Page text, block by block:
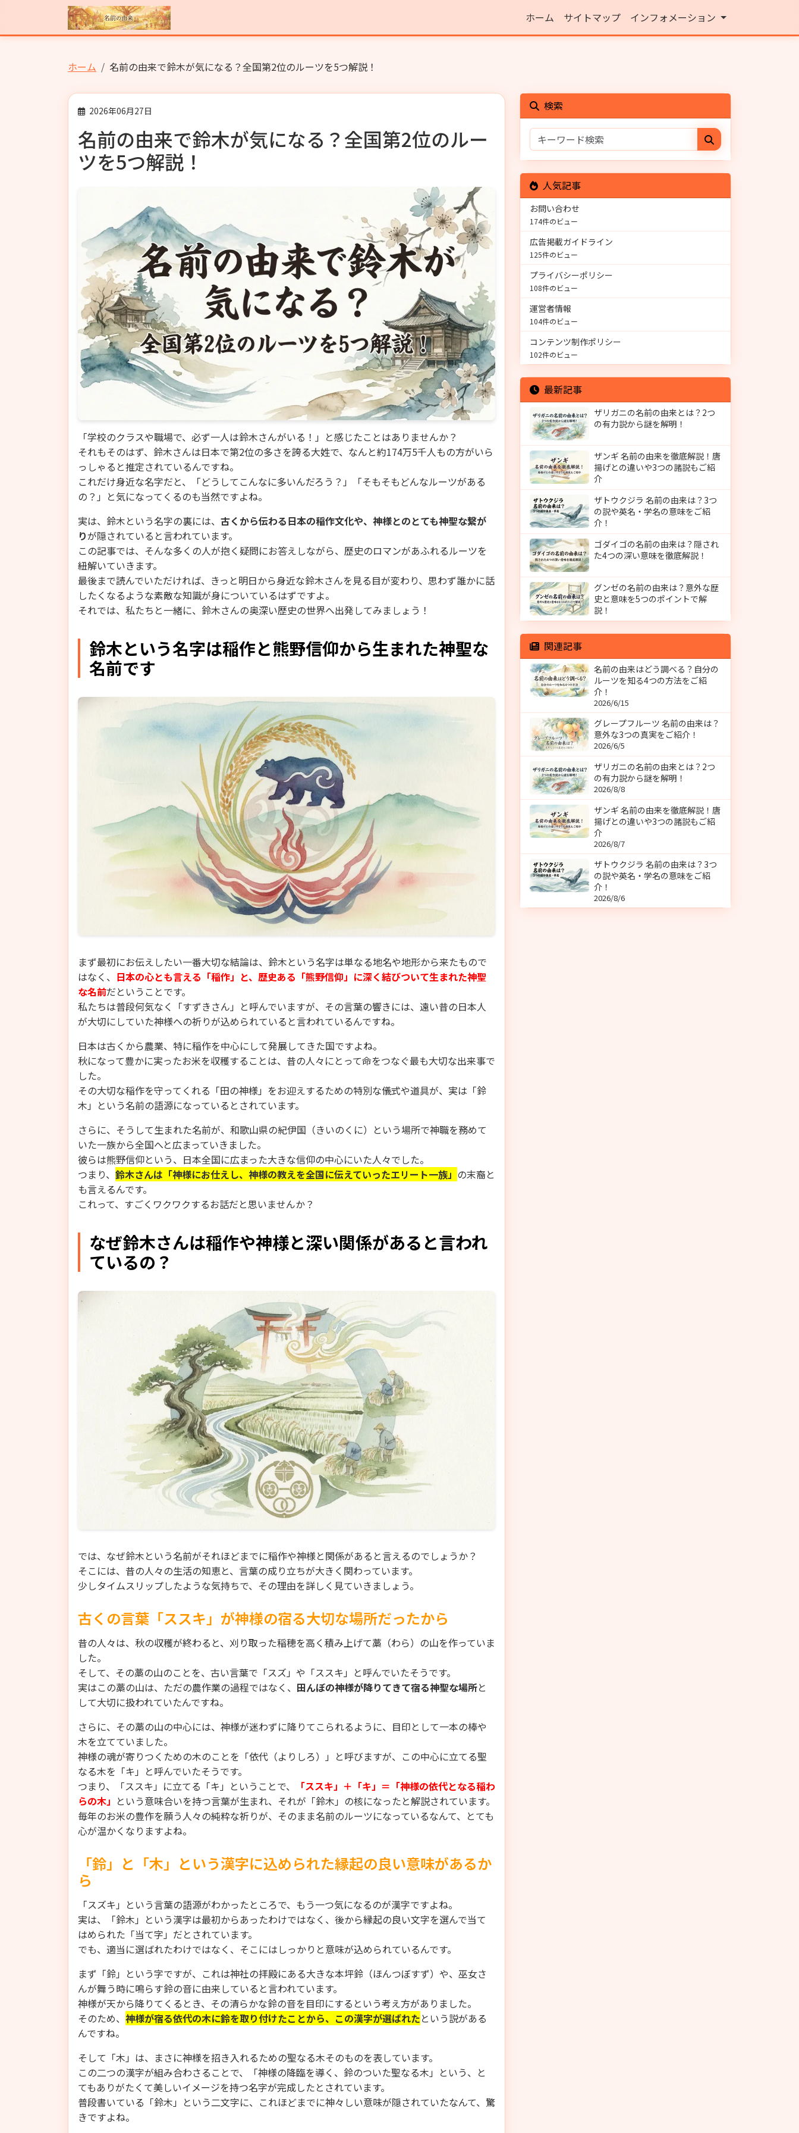
ホーム サイトマップ インフォメーション
ホーム 名前の由来で鈴木が気になる？全国第2位のルーツを5つ解説！
2026年06月27日
名前の由来で鈴木が気になる？全国第2位のルー
ツを5つ解説！
「学校のクラスや職場で、必ず一人は鈴木さんがいる！」と感じたことはありませんか？
それもそのはず、鈴木さんは日本で第2位の多さを誇る大姓で、なんと約174万5千人もの方がいら
っしゃると推定されているんですね。
これだけ身近な名字だと、「どうしてこんなに多いんだろう？」「そもそもどんなルーツがある
の？」と気になってくるのも当然ですよね。
実は、鈴木という名字の裏には、 古くから伝わる日本の稲作文化や、神様とのとても神聖な繋が
りが隠されていると言われています。
この記事では、そんな多くの人が抱く疑問にお答えしながら、歴史のロマンがあふれるルーツを
紐解いていきます。
最後まで読んでいただければ、きっと明日から身近な鈴木さんを見る目が変わり、思わず誰かに話
したくなるような素敵な知識が身についているはずですよ。
それでは、私たちと一緒に、鈴木さんの奥深い歴史の世界へ出発してみましょう！
鈴木という名字は稲作と熊野信仰から生まれた神聖な
名前です
まず最初にお伝えしたい一番大切な結論は、鈴木という名字は単なる地名や地形から来たもので
はなく、 日本の心とも言える「稲作」と、歴史ある「熊野信仰」に深く結びついて生まれた神聖
な名前だということです。
私たちは普段何気なく「すずきさん」と呼んでいますが、その言葉の響きには、遠い昔の日本人
が大切にしていた神様への祈りが込められていると言われているんですね。
日本は古くから農業、特に稲作を中心にして発展してきた国ですよね。
秋になって豊かに実ったお米を収穫することは、昔の人々にとって命をつなぐ最も大切な出来事で
した。
その大切な稲作を守ってくれる「田の神様」をお迎えするための特別な儀式や道具が、実は「鈴
木」という名前の語源になっているとされています。
さらに、そうして生まれた名前が、和歌山県の紀伊国（きいのくに）という場所で神職を務めて
いた一族から全国へと広まっていきました。
彼らは熊野信仰という、日本全国に広まった大きな信仰の中心にいた人々でした。
つまり、 鈴木さんは「神様にお仕えし、神様の教えを全国に伝えていったエリート一族」 の末裔と
も言えるんです。
これって、すごくワクワクするお話だと思いませんか？
なぜ鈴木さんは稲作や神様と深い関係があると言われ
ているの？
では、なぜ鈴木という名前がそれほどまでに稲作や神様と関係があると言えるのでしょうか？
そこには、昔の人々の生活の知恵と、言葉の成り立ちが大きく関わっています。
少しタイムスリップしたような気持ちで、その理由を詳しく見ていきましょう。
古くの言葉「ススキ」が神様の宿る大切な場所だったから
昔の人々は、秋の収穫が終わると、刈り取った稲穂を高く積み上げて藁（わら）の山を作っていま
した。
そして、その藁の山のことを、古い言葉で「スズ」や「ススキ」と呼んでいたそうです。
実はこの藁の山は、ただの農作業の過程ではなく、 田んぼの神様が降りてきて宿る神聖な場所と
して大切に扱われていたんですね。
さらに、その藁の山の中心には、神様が迷わずに降りてこられるように、目印として一本の棒や
木を立てていました。
神様の魂が寄りつくための木のことを「依代（よりしろ）」と呼びますが、この中心に立てる聖
なる木を「キ」と呼んでいたそうです。
つまり、「ススキ」に立てる「キ」ということで、
「ススキ」＋「キ」＝「神様の依代となる稲わ
らの木」 という意味合いを持つ言葉が生まれ、それが「鈴木」の核になったと解説されています。
毎年のお米の豊作を願う人々の純粋な祈りが、そのまま名前のルーツになっているなんて、とても
心が温かくなりますよね。
「鈴」と「木」という漢字に込められた縁起の良い意味があるか
ら
「スズキ」という言葉の語源がわかったところで、もう一つ気になるのが漢字ですよね。
実は、「鈴木」という漢字は最初からあったわけではなく、後から縁起の良い文字を選んで当て
はめられた「当て字」だとされています。
でも、適当に選ばれたわけではなく、そこにはしっかりと意味が込められているんです。
まず「鈴」という字ですが、これは神社の拝殿にある大きな本坪鈴（ほんつぼすず）や、巫女さ
んが舞う時に鳴らす鈴の音に由来していると言われています。
神様が天から降りてくるとき、その清らかな鈴の音を目印にするという考え方がありました。
そのため、 神様が宿る依代の木に鈴を取り付けたことから、この漢字が選ばれたという説がある
んですね。
そして「木」は、まさに神様を招き入れるための聖なる木そのものを表しています。
この二つの漢字が組み合わさることで、「神様の降臨を導く、鈴のついた聖なる木」という、と
てもありがたくて美しいイメージを持つ名字が完成したとされています。
普段書いている「鈴木」という二文字に、これほどまでに神々しい意味が隠されていたなんて、驚
きですよね。
検索
人気記事
お問い合わせ
174件のビュー
広告掲載ガイドライン
125件のビュー
プライバシーポリシー
108件のビュー
運営者情報
104件のビュー
コンテンツ制作ポリシー
102件のビュー
最新記事
ザリガニの名前の由来とは？2つ
の有力説から謎を解明！
ザンギ 名前の由来を徹底解説！唐
揚げとの違いや3つの諸説もご紹
介
ザトウクジラ 名前の由来は？3つ
の説や英名・学名の意味をご紹
介！
ゴダイゴの名前の由来は？隠され
た4つの深い意味を徹底解説！
グンゼの名前の由来は？意外な歴
史と意味を5つのポイントで解
説！
関連記事
名前の由来はどう調べる？自分の
ルーツを知る4つの方法をご紹
介！
2026/6/15
グレープフルーツ 名前の由来は？
意外な3つの真実をご紹介！
2026/6/5
ザリガニの名前の由来とは？2つ
の有力説から謎を解明！
2026/8/8
ザンギ 名前の由来を徹底解説！唐
揚げとの違いや3つの諸説もご紹
介
2026/8/7
ザトウクジラ 名前の由来は？3つ
の説や英名・学名の意味をご紹
介！
2026/8/6